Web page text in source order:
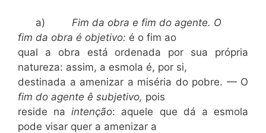
a) Fim da obra e fim do agente. O
fim da obra é objetivo: é o fim ao
qual a obra está ordenada por sua própria
natureza: assim, a esmola é, por si,
destinada a amenizar a miséria do pobre. — O
fim do agente ê subjetivo, pois
reside naintenção: aquele que dá a esmola
pode visar quer a amenizar a